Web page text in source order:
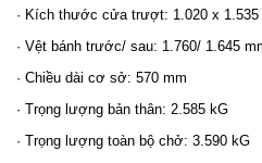
· Kích thước cửa trượt: 1.020 x 1.535
· Vệt bánh trước/ sau: 1.760/ 1.645
· Chiều dài cơ sở: 570 mm
· Trọng lượng bản thân: 2.585 kG
· Trọng lượng toàn bộ chở: 3.590 kG